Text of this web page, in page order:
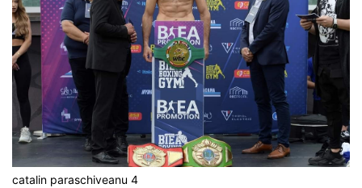
catalin paraschiveanu 4